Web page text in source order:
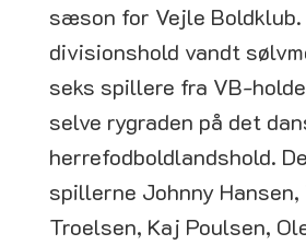
sæson for Vejle Boldklub.
divisionshold vandt
seks spillere fra VB-
selve rygraden på det
herrefodboldlandshold.
spillerne Johnny Hansen,
Troelsen, Kaj Poulsen,